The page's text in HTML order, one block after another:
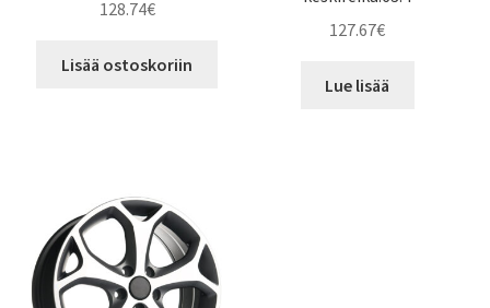
128.74€
Lisää ostoskoriin
127.67€
Lue lisää